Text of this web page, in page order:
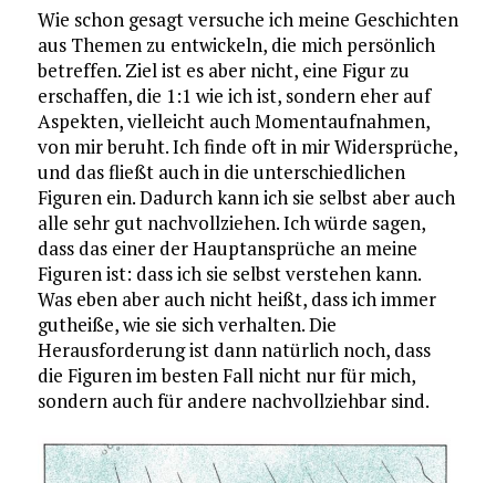
Wie schon gesagt versuche ich meine Geschichten
aus Themen zu entwickeln, die mich persönlich
betreffen. Ziel ist es aber nicht, eine Figur zu
erschaffen, die 1:1 wie ich ist, sondern eher auf
Aspekten, vielleicht auch Momentaufnahmen,
von mir beruht. Ich finde oft in mir Widersprüche,
und das fließt auch in die unterschiedlichen
Figuren ein. Dadurch kann ich sie selbst aber auch
alle sehr gut nachvollziehen. Ich würde sagen,
dass das einer der Hauptansprüche an meine
Figuren ist: dass ich sie selbst verstehen kann.
Was eben aber auch nicht heißt, dass ich immer
gutheiße, wie sie sich verhalten. Die
Herausforderung ist dann natürlich noch, dass
die Figuren im besten Fall nicht nur für mich,
sondern auch für andere nachvollziehbar sind.